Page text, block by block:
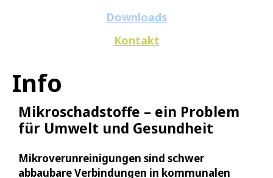
Downloads
Kontakt
Info
Mikroschadstoffe – ein Problem
für Umwelt und Gesundheit
Mikroverunreinigungen sind schwer
abbaubare Verbindungen in kommunalen